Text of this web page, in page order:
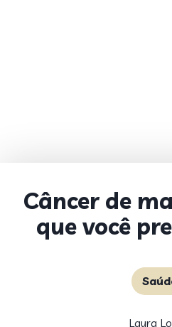
Câncer de
que você
Laura